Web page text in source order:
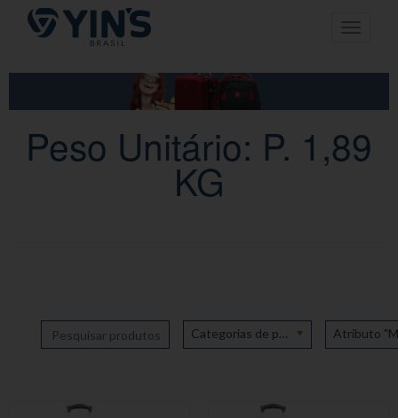
Pular
para
conteúdo
Toggle
Peso Unitário: P. 1,89
KG
Categorias de produto